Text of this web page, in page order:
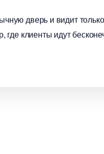
дверь и видит
где клиенты идут